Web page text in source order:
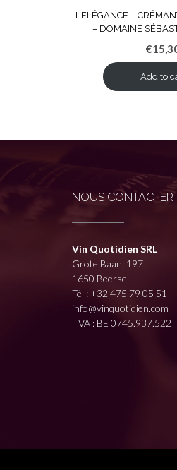
L’ELÉGANCE –
– DOMAINE
€
Add to
NOUS CONTACTER
Vin Quotidien SRL
Grote Baan, 197
1650 Beersel
Tél : +32 475 79 05 51
info@vinquotidien.com
TVA : BE 0745.937.522